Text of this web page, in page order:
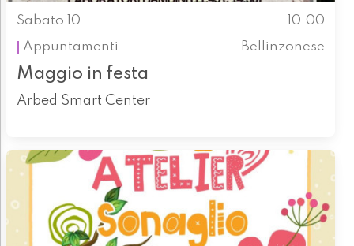
Sabato 10
10.00
Appuntamenti
Bellinzonese
Maggio in festa
Arbed Smart Center